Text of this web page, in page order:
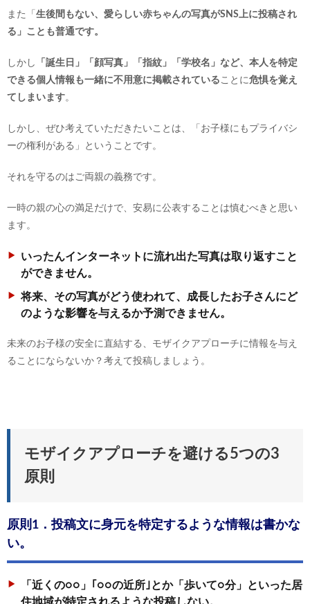
また「 生後間もない、愛らしい赤ちゃんの写真がSNS上に投稿され
る」ことも普通です。
しかし
「誕生日」「顔写真」「指紋」「学校名」など、本人を特定
できる個人情報も一緒に不用意に掲載されている ことに危惧を覚え
てしまいます。
しかし、ぜひ考えていただきたいことは、「お子様にもプライバシ
ーの権利がある」ということです。
それを守るのはご両親の義務です。
一時の親の心の満足だけで、安易に公表することは慎むべきと思い
ます。
いったんインターネットに流れ出た写真は取り返すこと
ができません。
将来、その写真がどう使われて、成長したお子さんにど
のような影響を与えるか予測できません。
未来のお子様の安全に直結する、モザイクアプローチに情報を与え
ることにならないか？考えて投稿しましょう。
モザイクアプローチを避ける5つの3
原則
原則1．投稿文に身元を特定するような情報は書かな
い。
「近くの○○」｢○○の近所｣とか「歩いて○分」といった居
住地域が特定されるような投稿しない。